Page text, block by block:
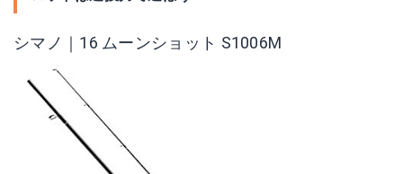
シマノ｜16 ムーンショット S1006M